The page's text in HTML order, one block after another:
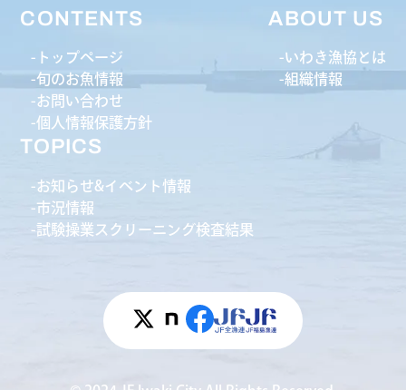
CONTENTS
トップページ
旬のお魚情報
お問い合わせ
個人情報保護方針
ABOUT US
いわき漁協とは
組織情報
TOPICS
お知らせ&イベント情報
市況情報
試験操業スクリーニング検査結果